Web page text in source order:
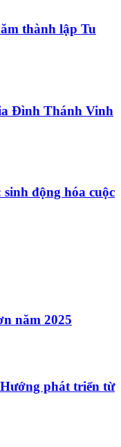
thành lập Tu
Đình Thánh Vinh
động hóa cuộc
năm 2025
phát triển từ